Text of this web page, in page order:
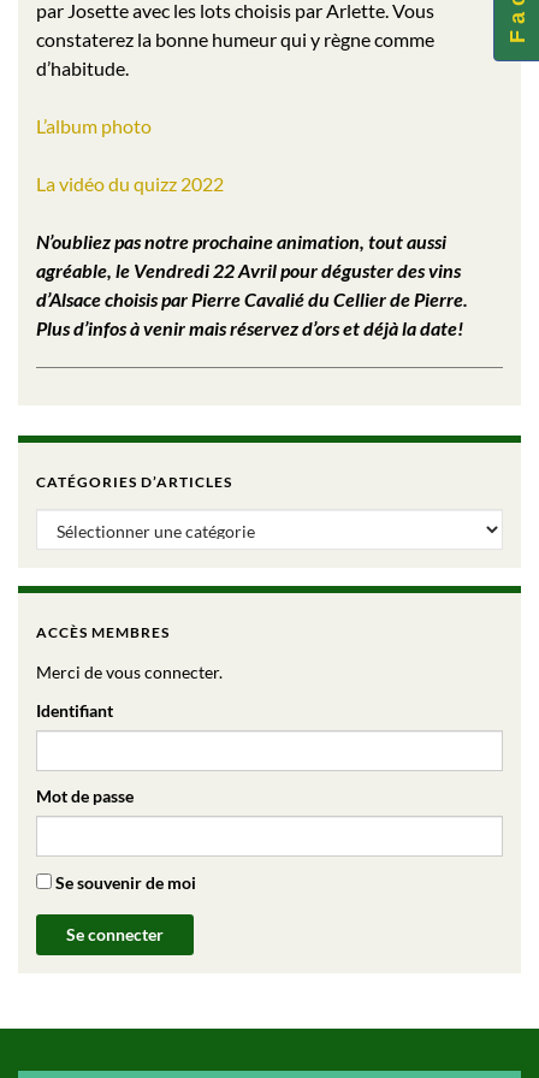
par Josette avec les lots choisis par Arlette. Vous
constaterez la bonne humeur qui y règne comme
d’habitude.
L’album photo
La vidéo du quizz 2022
N’oubliez pas notre prochaine animation, tout aussi
agréable, le Vendredi 22 Avril pour déguster des vins
d’Alsace choisis par Pierre Cavalié du Cellier de Pierre.
Plus d’infos à venir mais réservez d’ors et déjà la date!
CATÉGORIES D’ARTICLES
Catégories d’articles
ACCÈS MEMBRES
Merci de vous connecter.
Identifiant
Mot de passe
Se souvenir de moi